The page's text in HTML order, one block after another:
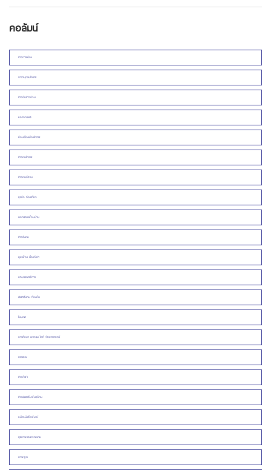
คอลัมน์
ข่าวการเมือง
สารานุกรมโคราช
ข่าวดิบข่าวด่วน
หลากกระแส
ย้อนเรื่องเมืองโคราช
ข่าวคนโคราช
ข่าวคนอีสาน
ธุรกิจ ท่องเที่ยว
นอกชานเพื่อนบ้าน
ข่าวสังคม
คุยเฟื่อง เรื่องกีฬา
บทบรรณาธิการ
ประชาสังคม ท้องถิ่น
โฆษณา
การศึกษา เยาวชน ไอที วิทยาศาสตร์
สรรเสพ
ข่าวกีฬา
ข่าวประชาสัมพันธ์/งาน
หน้าหนังสือพิมพ์
สุขภาพและความงาม
ภาพพูด